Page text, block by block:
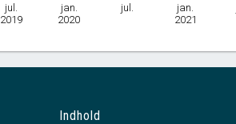
jul.
2019
jan.
2020
jul.
jan.
2021
Indhold